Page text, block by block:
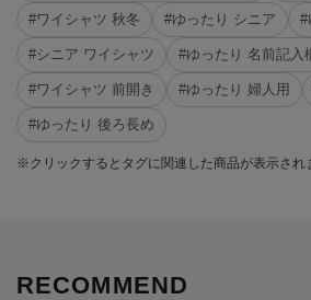
#ワイシャツ 秋冬 #ゆったり シニア #
#シニア ワイシャツ #ゆったり 名前記入
#ワイシャツ 前開き #ゆったり 婦人用
#ゆったり 後ろ長め
※クリックするとタグに関連した商品が表示され
RECOMMEND